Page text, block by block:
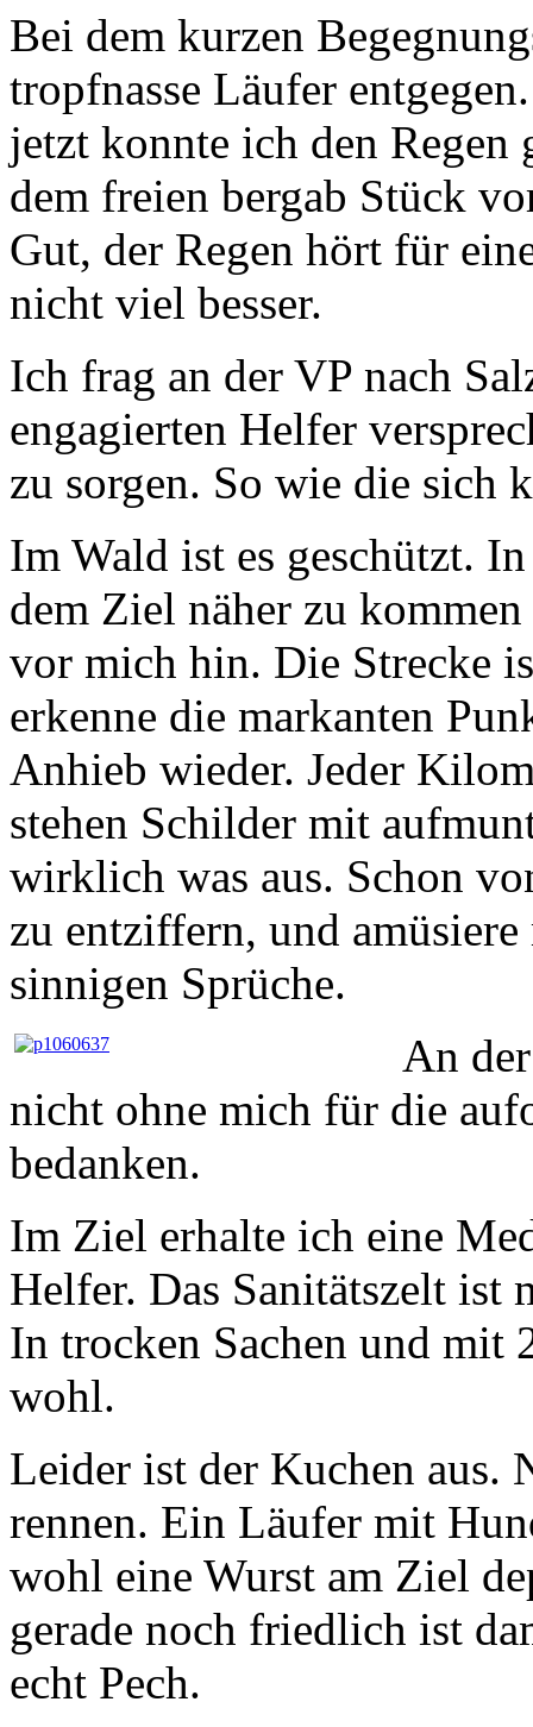
Bei dem kurzen
tropfnasse Läufer
jetzt konnte ich den Regen
dem freien bergab Stück
Gut, der Regen hört für
nicht viel besser.
Ich frag an der VP nach
engagierten Helfer
zu sorgen. So wie die sich
Im Wald ist es geschützt.
dem Ziel näher zu
vor mich hin. Die Strecke
erkenne die markanten
Anhieb wieder. Jeder
stehen Schilder mit
wirklich was aus. Schon
zu entziffern, und
sinnigen Sprüche.
An
nicht ohne mich für die
bedanken.
Im Ziel erhalte ich eine
Helfer. Das Sanitätszelt
In trocken Sachen und mit
wohl.
Leider ist der Kuchen aus.
rennen. Ein Läufer mit
wohl eine Wurst am Ziel
gerade noch friedlich ist
echt Pech.